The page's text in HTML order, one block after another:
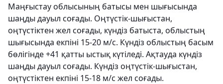
Маңғыстау облысының батысы мен шығысында
шаңды дауыл соғады. Оңтүстік-шығыстан,
оңтүстіктен жел соғады, күндіз батыста, облыстың
шығысында екпіні 15-20 м/с. Күндіз облыстың басым
бөлігінде +41 қатты ыстық күтіледі. Ақтауда күндіз
шаңды дауыл соғады. Күндіз оңтүстік-шығыстан,
оңтүстіктен екпіні 15-18 м/с жел соғады.